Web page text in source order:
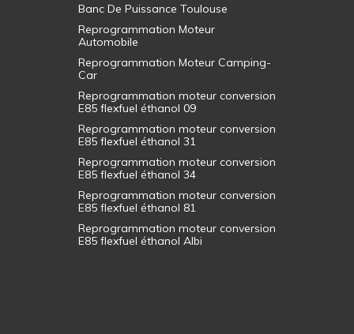
Banc De Puissance Toulouse
Reprogrammation Moteur
Automobile
Reprogrammation Moteur Camping-
Car
Reprogrammation moteur conversion
E85 flexfuel éthanol 09
Reprogrammation moteur conversion
E85 flexfuel éthanol 31
Reprogrammation moteur conversion
E85 flexfuel éthanol 34
Reprogrammation moteur conversion
E85 flexfuel éthanol 81
Reprogrammation moteur conversion
E85 flexfuel éthanol Albi